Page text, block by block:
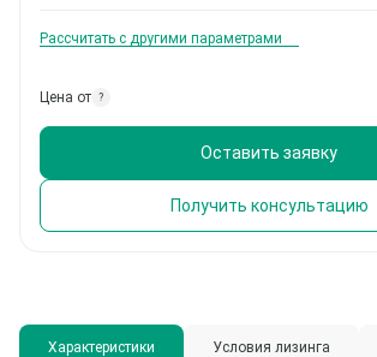
Рассчитать с другими параметрами
Цена от ?
Оставить заявку
Получить консультацию
Характеристики Условия лизинга